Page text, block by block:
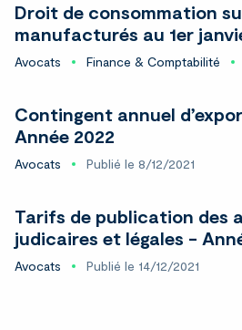
Droit de consommation
manufacturés au 1er
Avocats Finance & Comptabilité
Contingent annuel
Année 2022
Avocats Publié le 8/12/2021
Tarifs de publication des
judicaires et légales -
Avocats Publié le 14/12/2021